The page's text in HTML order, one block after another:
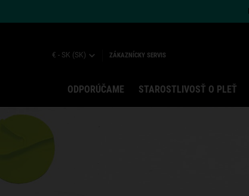
€ - SK (SK) ZÁKAZNÍCKY SERVIS
ODPORÚČAME STAROSTLIVOSŤ O PLEŤ